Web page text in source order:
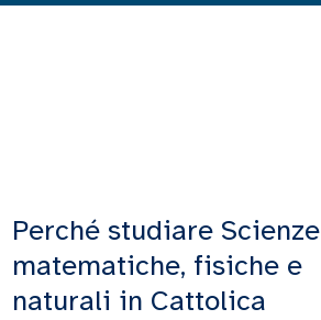
Perché studiare Scienze
matematiche, fisiche e
naturali in Cattolica